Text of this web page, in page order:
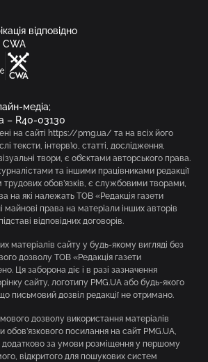
відповідно
CWA
медіа;
– R40-03130
на сайті https://pmg.ua/ та на всіх його
тексти, інтерв’ю, статті, дослідження,
твори, є об’єктами авторського права.
та іншими працівниками редакції
трудових обов’язків, є службовими творами,
на які належать ТОВ «Редакція газети
права на матеріали інших авторів
відповідних договорів.
матеріалів сайту у будь-якому вигляді без
дозволу ТОВ «Редакція газети
Ця заборона діє і в разі зазначення
сайту, логотипу PMG.UA або будь-якого
письмовий дозвіл редакції не отримано.
дозволу використання матеріалів
обов’язкового посилання на сайт PMG.UA,
додатково за умови розміщення у першому
відкритого для пошукових систем